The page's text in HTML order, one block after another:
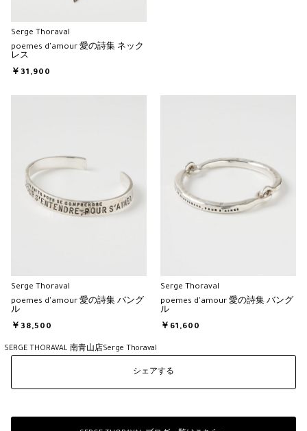
Serge Thoraval
poemes d'amour 愛の詩集 ネック
レス
￥31,900
Serge Thoraval
poemes d'amour 愛の詩集 バング
ル
￥38,500
Serge Thoraval
poemes d'amour 愛の詩集 バング
ル
￥61,600
SERGE THORAVAL 南青山店Serge Thoraval
シェアする